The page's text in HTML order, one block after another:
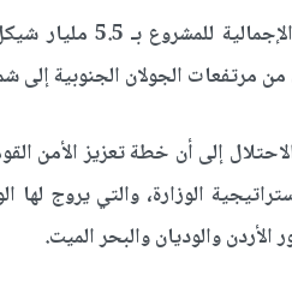
تقدر التكلفة
إلى أن خطة تعزيز الأمن
الوزارة، والتي يروج
والوديان والبحر الميت.